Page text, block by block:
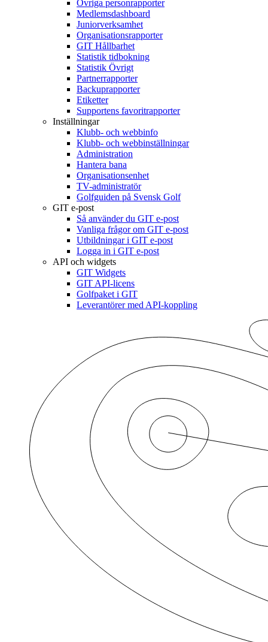
Övriga personrapporter
Medlemsdashboard
Juniorverksamhet
Organisationsrapporter
GIT Hållbarhet
Statistik tidbokning
Statistik Övrigt
Partnerrapporter
Backuprapporter
Etiketter
Supportens favoritrapporter
Inställningar
Klubb- och webbinfo
Klubb- och webbinställningar
Administration
Hantera bana
Organisationsenhet
TV-administratör
Golfguiden på Svensk Golf
GIT e-post
Så använder du GIT e-post
Vanliga frågor om GIT e-post
Utbildningar i GIT e-post
Logga in i GIT e-post
API och widgets
GIT Widgets
GIT API-licens
Golfpaket i GIT
Leverantörer med API-koppling